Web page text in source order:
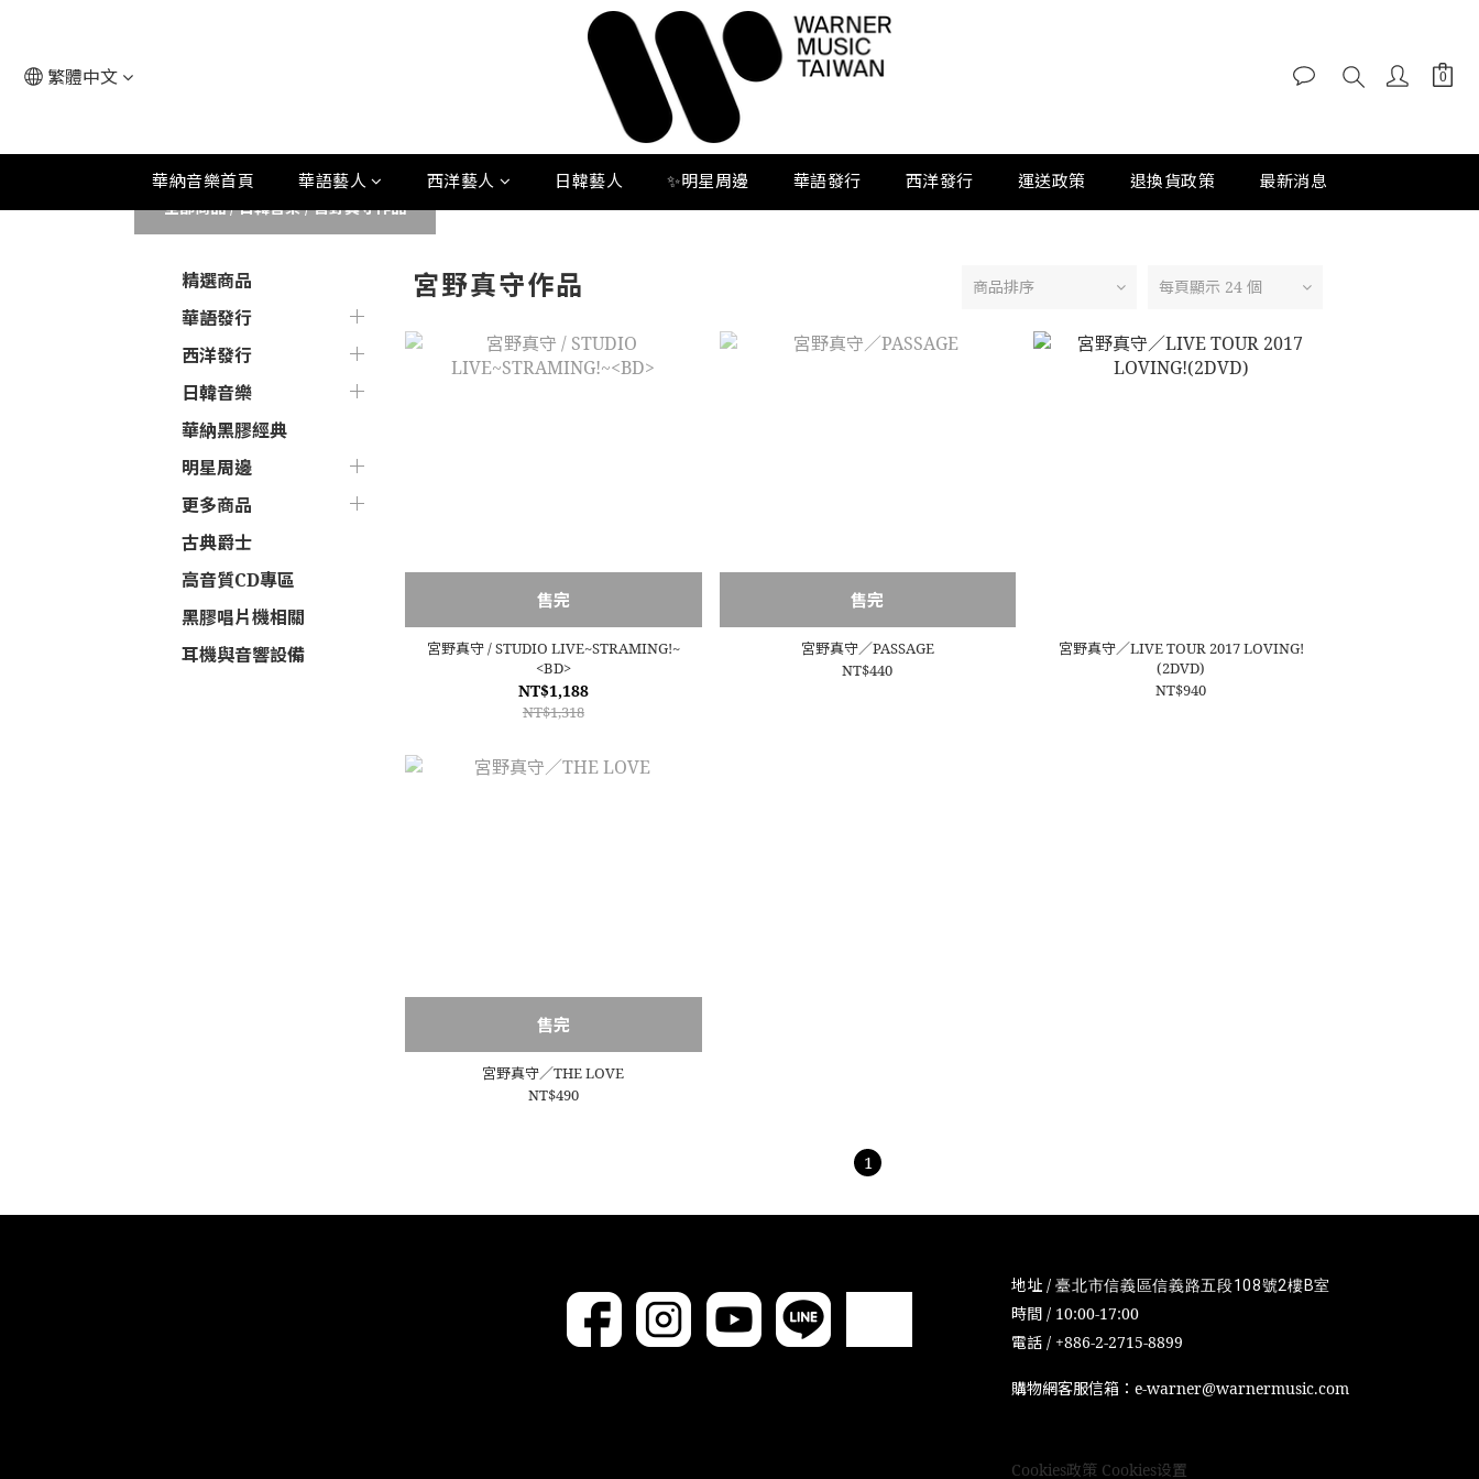
繁體中文
華納音樂首頁 華語藝人 西洋藝人 日韓藝人 ✨明星周邊 華語發行 西洋發行 運送政策 退換貨政策 最新消息
全部商品/日韓音樂/宮野真守作品
精選商品
華語發行
西洋發行
日韓音樂
華納黑膠經典
明星周邊
更多商品
古典爵士
高音質CD專區
黑膠唱片機相關
耳機與音響設備
宮野真守作品 商品排序 每頁顯示 24 個
售完
宮野真守 / STUDIO LIVE~STRAMING!~
<BD>
NT$1,188
NT$1,318
售完
宮野真守／PASSAGE
NT$440
宮野真守／LIVE TOUR 2017 LOVING!
(2DVD)
NT$940
售完
宮野真守／THE LOVE
NT$490
1
地址 /臺北市信義區信義路五段108號2樓B室
時間 / 10:00-17:00
電話 / +886-2-2715-8899
購物網客服信箱：e-warner@warnermusic.com
Cookies政策 Cookies设置